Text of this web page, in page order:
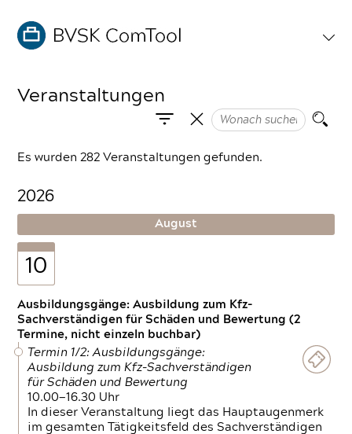
Veranstaltungen
Es wurden 282 Veranstaltungen gefunden.
2026
August
10
Ausbildungsgänge: Ausbildung zum Kfz-
Sachverständigen für Schäden und Bewertung (2
Termine, nicht einzeln buchbar)
Termin 1/2: Ausbildungsgänge:
Ausbildung zum Kfz-Sachverständigen
für Schäden und Bewertung
10.00—16.30 Uhr
In dieser Veranstaltung liegt das Hauptaugenmerk
im gesamten Tätigkeitsfeld des Sachverständigen